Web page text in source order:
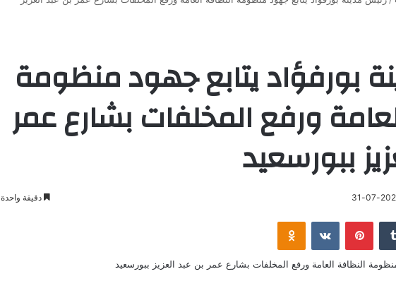
بورفؤاد يتابع جهود منظومة
ورفع المخلفات بشارع عمر
ببورسعيد
دقيقة واحدة
بينتيريست